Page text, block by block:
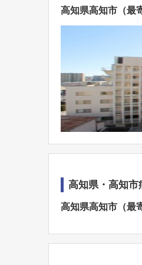
高知県高知市（最
高知県・高知市
高知県高知市（最